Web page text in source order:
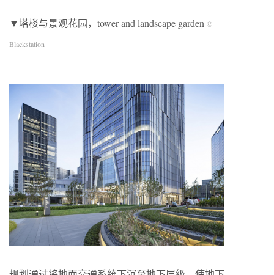
▼塔楼与景观花园，tower and landscape garden ©
Blackstation